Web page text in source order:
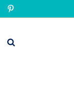
Instagram